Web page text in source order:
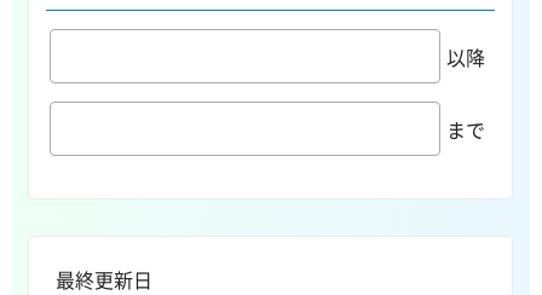
以降
まで
最終更新日